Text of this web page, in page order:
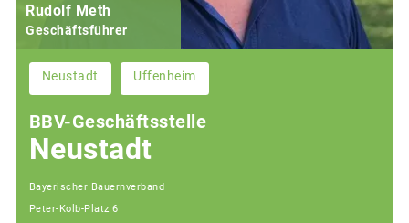
Rudolf Meth
Geschäftsführer
Neustadt Uffenheim
BBV-Geschäftsstelle
Neustadt
Bayerischer Bauernverband
Peter-Kolb-Platz 6